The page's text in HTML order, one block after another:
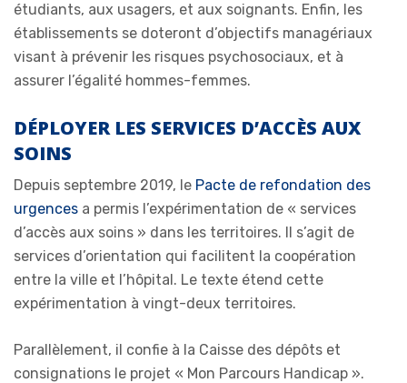
étudiants, aux usagers, et aux soignants. Enfin, les
établissements se doteront d’objectifs managériaux
visant à prévenir les risques psychosociaux, et à
assurer l’égalité hommes-femmes.
DÉPLOYER LES SERVICES D’ACCÈS AUX
SOINS
Depuis septembre 2019, le Pacte de refondation des
urgences a permis l’expérimentation de « services
d’accès aux soins » dans les territoires. Il s’agit de
services d’orientation qui facilitent la coopération
entre la ville et l’hôpital. Le texte étend cette
expérimentation à vingt-deux territoires.
Parallèlement, il confie à la Caisse des dépôts et
consignations le projet « Mon Parcours Handicap ».